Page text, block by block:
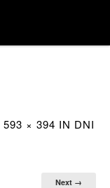
593 × 394 IN DNI
Next →